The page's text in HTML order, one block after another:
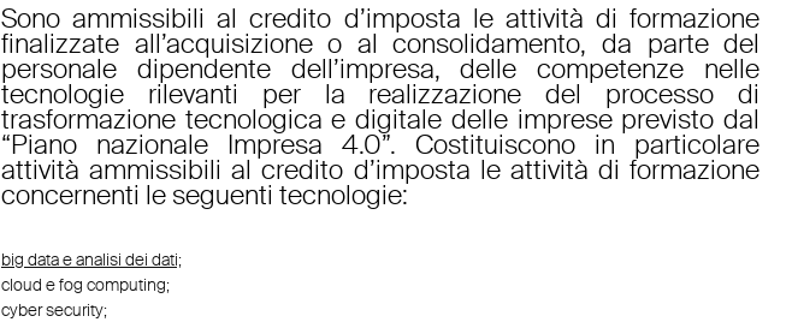
Sono ammissibili al credito d’imposta le attività di formazione
finalizzate all’acquisizione o al consolidamento, da parte del
personale dipendente dell’impresa, delle competenze nelle
tecnologie rilevanti per la realizzazione del processo di
trasformazione tecnologica e digitale delle imprese previsto dal
“Piano nazionale Impresa 4.0”. Costituiscono in particolare
attività ammissibili al credito d’imposta le attività di formazione
concernenti le seguenti tecnologie:
big data e analisi dei dati;
cloud e fog computing;
cyber security;